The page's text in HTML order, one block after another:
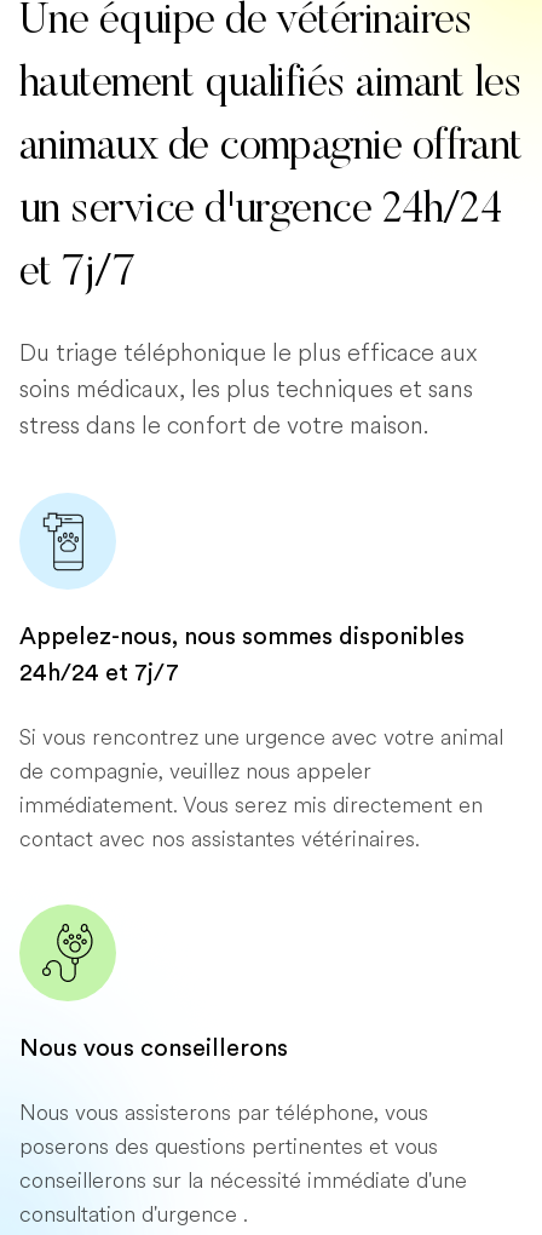
Une équipe de vétérinaires
hautement qualifiés aimant les
animaux de compagnie offrant
un service d'urgence 24h/24
et 7j/7
Du triage téléphonique le plus efficace aux
soins médicaux, les plus techniques et sans
stress dans le confort de votre maison.
Appelez-nous, nous sommes disponibles
24h/24 et 7j/7
Si vous rencontrez une urgence avec votre animal
de compagnie, veuillez nous appeler
immédiatement. Vous serez mis directement en
contact avec nos assistantes vétérinaires.
Nous vous conseillerons
Nous vous assisterons par téléphone, vous
poserons des questions pertinentes et vous
conseillerons sur la nécessité immédiate d'une
consultation d'urgence .